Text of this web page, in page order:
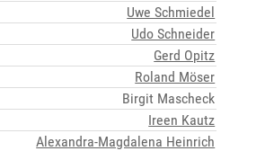
Uwe Schmiedel
Udo Schneider
Gerd Opitz
Roland Möser
Birgit Mascheck
Ireen Kautz
Alexandra-Magdalena Heinrich